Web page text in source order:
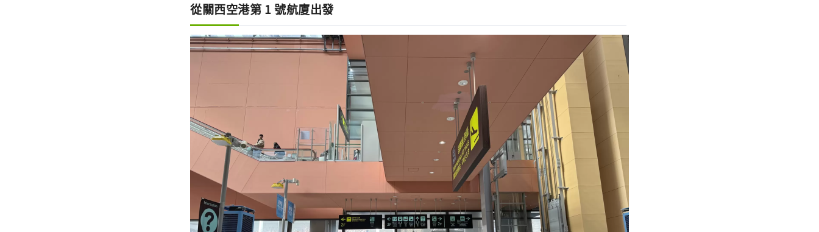
從關西空港第 1 號航廈出發